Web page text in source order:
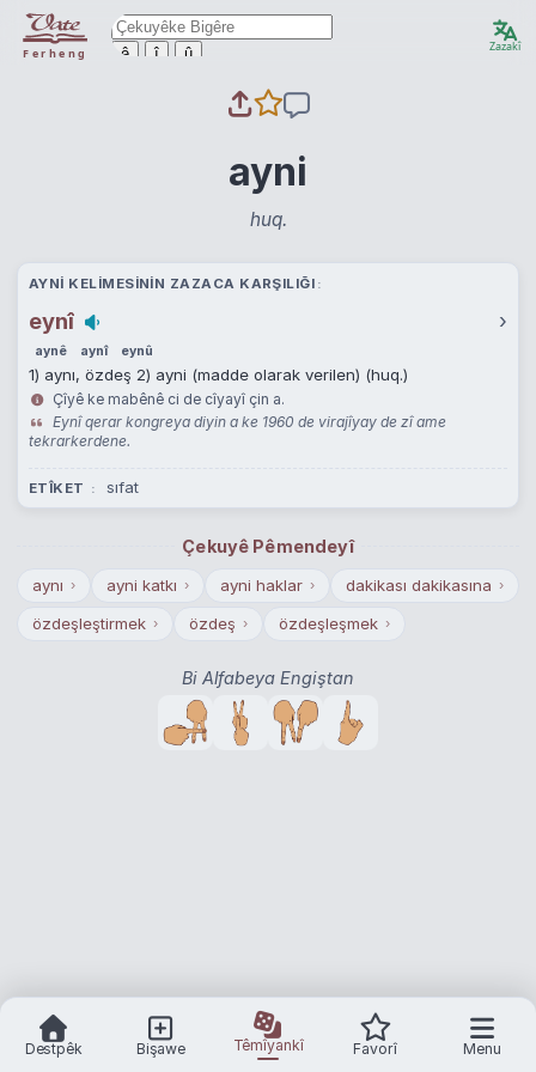
Ferheng ê î û Zazakî
ayni
huq.
AYNI KELIMESININ ZAZACA KARŞILIĞI
eynî ›
aynê aynî eynû
1) aynı, özdeş 2) ayni (madde olarak verilen) (huq.)
Çîyê ke mabênê ci de cîyayî çin a.
Eynî qerar kongreya diyin a ke 1960 de virajîyay de zî ame
tekrarkerdene.
ETÎKET sıfat
Çekuyê Pêmendeyî
aynı › ayni katkı › ayni haklar › dakikası dakikasına ›
özdeşleştirmek › özdeş › özdeşleşmek ›
Bi Alfabeya Engiştan
Destpêk Bişawe Têmîyankî Favorî Menu